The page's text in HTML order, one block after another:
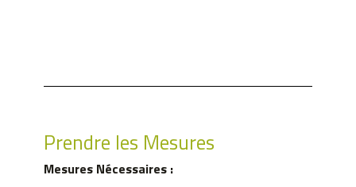
Prendre les Mesures
Mesures Nécessaires :